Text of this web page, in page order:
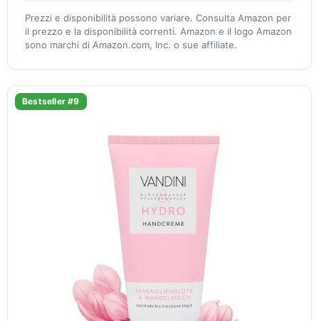
Prezzi e disponibilità possono variare. Consulta Amazon per
il prezzo e la disponibilità correnti. Amazon e il logo Amazon
sono marchi di Amazon.com, Inc. o sue affiliate.
Bestseller #9